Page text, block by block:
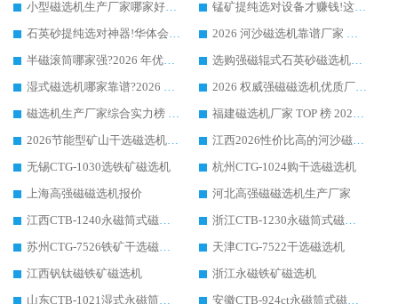
小型磁选机生产厂家哪家好?2026 年实测推荐，华体会手机网页版-华体会(中国) 十年口碑厂值得闭眼入
锰矿提纯选对设备才赚钱!这家临朐厂家的强磁辊磁选机凭啥成行业标杆?
石英砂提纯选对神器!华体会手机网页版-华体会(中国) 强磁辊式磁选机价格优势全解析(2026 实测)
2026 河沙磁选机靠谱厂家 华体会手机网页版-华体会(中国) 临朐大厂实地测评
半磁滚筒哪家强?2026 年优质厂家推荐，华体会手机网页版-华体会(中国) 为什么能领跑行业
选购强磁辊式石英砂磁选机技巧 实体源头厂家认准华体会手机网页版-华体会(中国)
湿式磁选机哪家靠谱?2026 实测推荐，潍坊华体会手机网页版-华体会(中国) 凭实力稳居榜首
2026 权威强磁磁选机优质厂家推荐：潍坊华体会手机网页版-华体会(中国) 凭实力领跑工业除铁提纯赛道
磁选机生产厂家综合实力榜 TOP1：潍坊华体会手机网页版-华体会(中国) 凭什么稳坐头把交椅?
福建磁选机厂家 TOP 榜 2026：华体会手机网页版-华体会(中国) 凭 18000GS 强磁技术稳坐第一，这 5 家闭眼选不踩坑
2026节能型矿山干选磁选机：无水高效选矿的核心装备
江西2026性价比高的河沙磁选机生产厂家工作原理(通俗 + 专业双版，适配产品文案/介绍使用)
无锡CTG-1030选铁矿磁选机
杭州CTG-1024购干选磁选机
上海高强磁磁选机报价
河北高强磁磁选机生产厂家
江西CTB-1240永磁筒式磁选机厂家
浙江CTB-1230永磁筒式磁选机生产厂家
苏州CTG-7526铁矿干选磁选机
天津CTG-7522干选磁选机
江西钒钛磁铁矿磁选机
浙江永磁铁矿磁选机
山东CTB-1021湿式永磁筒式磁选机
安徽CTB-924ct永磁筒式磁选机